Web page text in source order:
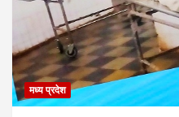
मध्य प्रदेश